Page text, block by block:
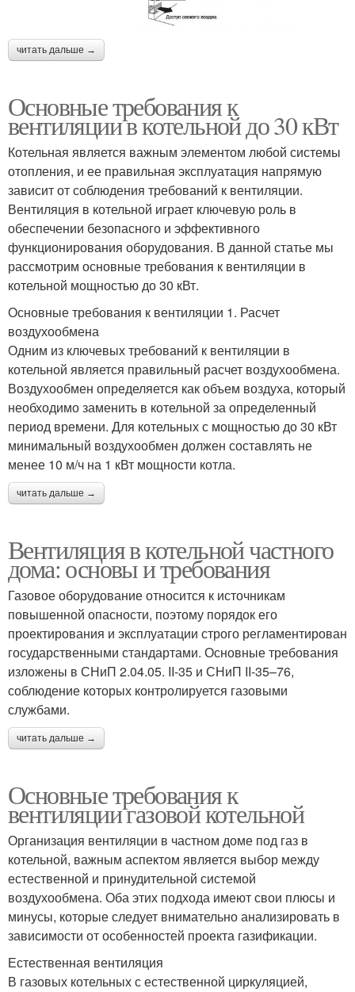
читать дальше →
Основные требования к
вентиляции в котельной до 30 кВт
Котельная является важным элементом любой системы
отопления, и ее правильная эксплуатация напрямую
зависит от соблюдения требований к вентиляции.
Вентиляция в котельной играет ключевую роль в
обеспечении безопасного и эффективного
функционирования оборудования. В данной статье мы
рассмотрим основные требования к вентиляции в
котельной мощностью до 30 кВт.
Основные требования к вентиляции 1. Расчет
воздухообмена
Одним из ключевых требований к вентиляции в
котельной является правильный расчет воздухообмена.
Воздухообмен определяется как объем воздуха, который
необходимо заменить в котельной за определенный
период времени. Для котельных с мощностью до 30 кВт
минимальный воздухообмен должен составлять не
менее 10 м/ч на 1 кВт мощности котла.
читать дальше →
Вентиляция в котельной частного
дома: основы и требования
Газовое оборудование относится к источникам
повышенной опасности, поэтому порядок его
проектирования и эксплуатации строго регламентирован
государственными стандартами. Основные требования
изложены в СНиП 2.04.05. II-35 и СНиП II-35–76,
соблюдение которых контролируется газовыми
службами.
читать дальше →
Основные требования к
вентиляции газовой котельной
Организация вентиляции в частном доме под газ в
котельной, важным аспектом является выбор между
естественной и принудительной системой
воздухообмена. Оба этих подхода имеют свои плюсы и
минусы, которые следует внимательно анализировать в
зависимости от особенностей проекта газификации.
Естественная вентиляция
В газовых котельных с естественной циркуляцией,